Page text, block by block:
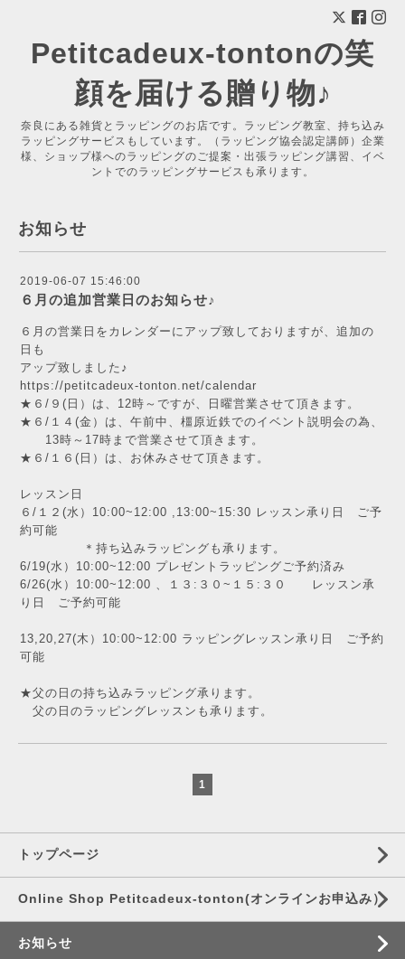
Petitcadeux-tontonの笑
顔を届ける贈り物♪
奈良にある雑貨とラッピングのお店です。ラッピング教室、持ち込み
ラッピングサービスもしています。（ラッピング協会認定講師）企業
様、ショップ様へのラッピングのご提案・出張ラッピング講習、イベ
ントでのラッピングサービスも承ります。
お知らせ
2019-06-07 15:46:00
６月の追加営業日のお知らせ♪
６月の営業日をカレンダーにアップ致しておりますが、追加の
日も
アップ致しました♪
https://petitcadeux-tonton.net/calendar
★６/９(日）は、12時～ですが、日曜営業させて頂きます。
★６/１４(金）は、午前中、橿原近鉄でのイベント説明会の為、
13時～17時まで営業させて頂きます。
★６/１６(日）は、お休みさせて頂きます。
レッスン日
６/１２(水）10:00~12:00 ,13:00~15:30 レッスン承り日 ご予
約可能
＊持ち込みラッピングも承ります。
6/19(水）10:00~12:00 プレゼントラッピングご予約済み
6/26(水）10:00~12:00 、１３:３０~１５:３０ レッスン承
り日 ご予約可能
13,20,27(木）10:00~12:00 ラッピングレッスン承り日 ご予約
可能
★父の日の持ち込みラッピング承ります。
父の日のラッピングレッスンも承ります。
1
トップページ
Online Shop Petitcadeux-tonton(オンラインお申込み）
お知らせ